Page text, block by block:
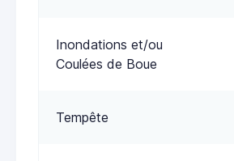
Inondations et/ou
Coulées de Boue
Tempête